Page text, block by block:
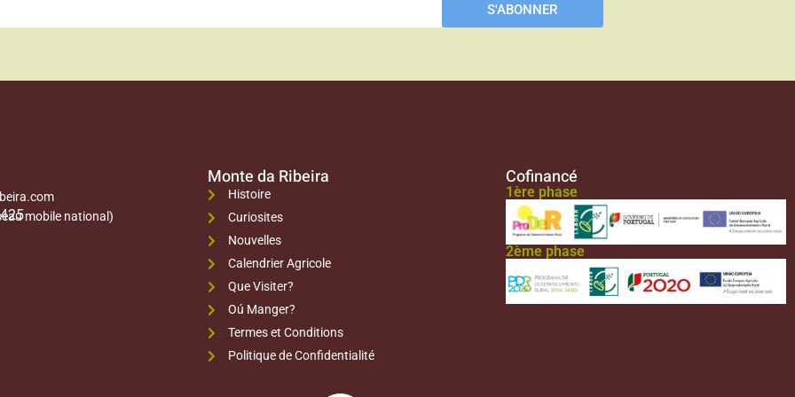
S'ABONNER
mobile national)
Monte da Ribeira
Histoire
Curiosites
Nouvelles
Calendrier Agricole
Que Visiter?
Oú Manger?
Termes et Conditions
Politique de Confidentialité
Cofinancé
1ère phase
2ème phase